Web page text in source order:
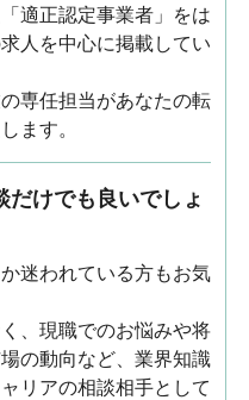
適正認定事業者」をは
人を中心に掲載してい
専任担当があなたの転
ます。
けでも良いでしょ
迷われている方もお気
、現職でのお悩みや将
の動向など、業界知識
リアの相談相手として